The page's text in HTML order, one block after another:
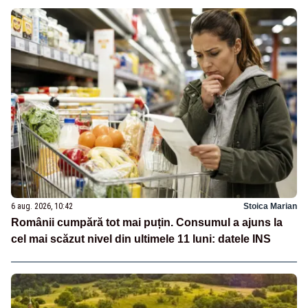
6 aug. 2026, 10:42 Stoica Marian
Românii cumpără tot mai puțin. Consumul a ajuns la
cel mai scăzut nivel din ultimele 11 luni: datele INS